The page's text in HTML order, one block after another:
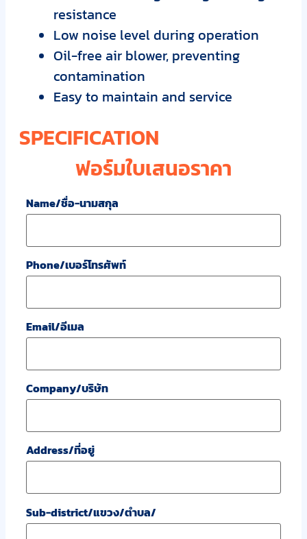
resistance
Low noise level during operation
Oil-free air blower, preventing
contamination
Easy to maintain and service
SPECIFICATION
ฟอร์มใบเสนอราคา
Name/ชื่อ-นามสกุล
Phone/เบอร์โทรศัพท์
Email/อีเมล
Company/บริษัท
Address/ที่อยู่
Sub-district/แขวง/ตำบล/